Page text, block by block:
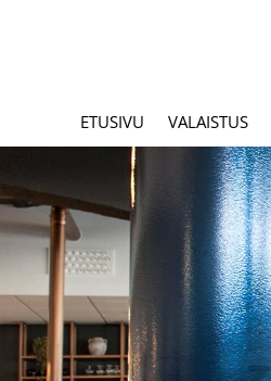
ETUSIVU VALAISTUS